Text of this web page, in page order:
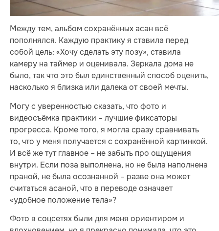
Между тем, альбом сохранённых асан всё
пополнялся. Каждую практику я ставила перед
собой цель: «Хочу сделать эту позу», ставила
камеру на таймер и оценивала. Зеркала дома не
было, так что это был единственный способ оценить,
насколько я близка или далека от своей мечты.
Могу с уверенностью сказать, что фото и
видеосъёмка практики – лучшие фиксаторы
прогресса. Кроме того, я могла сразу сравнивать
то, что у меня получается с сохранённой картинкой.
И всё же тут главное – не забыть про ощущения
внутри. Если поза выполнена, но не была наполнена
праной, не была осознанной – разве она может
считаться асаной, что в переводе означает
«удобное положение тела»?
Фото в соцсетях были для меня ориентиром и